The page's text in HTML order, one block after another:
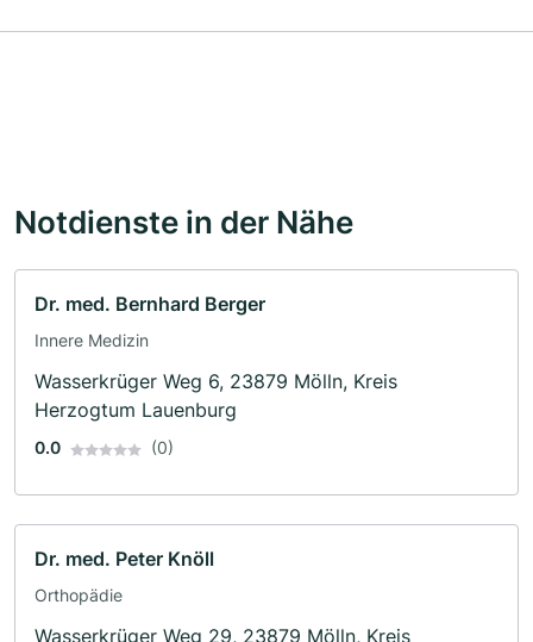
Notdienste in der Nähe
Dr. med. Bernhard Berger
Innere Medizin
Wasserkrüger Weg 6, 23879 Mölln, Kreis
Herzogtum Lauenburg
0.0 (0)
Dr. med. Peter Knöll
Orthopädie
Wasserkrüger Weg 29, 23879 Mölln, Kreis